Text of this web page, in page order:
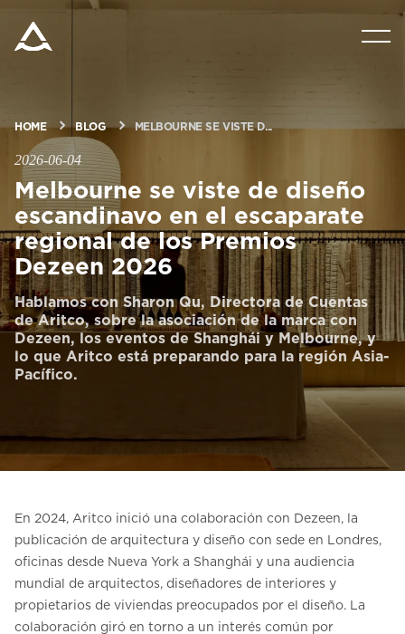
PRODUCTOS
BLOG Y NOTICIAS
ACERCA DE ARITCO
PROFESIONALES
Pedir un HomeKit digital
Pedir una estimación de precio
FAQ
HOME BLOG MELBOURNE SE VISTE D...
2026-06-04
Melbourne se viste de diseño
escandinavo en el escaparate
regional de los Premios
Dezeen 2026
Hablamos con Sharon Qu, Directora de Cuentas
de Aritco, sobre la asociación de la marca con
Dezeen, los eventos de Shanghái y Melbourne, y
lo que Aritco está preparando para la región Asia-
Pacífico.
En 2024, Aritco inició una colaboración con Dezeen, la
publicación de arquitectura y diseño con sede en Londres,
oficinas desde Nueva York a Shanghái y una audiencia
mundial de arquitectos, diseñadores de interiores y
propietarios de viviendas preocupados por el diseño. La
colaboración giró en torno a un interés común por